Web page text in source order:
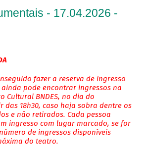
- 17.04.2026 -
fazer a reserva de ingresso
pode encontrar ingressos na
Cultural BNDES, no dia do
das 18h30, caso haja sobra dentre os
e não retirados. Cada pessoa
ingresso com lugar marcado, se for
de ingressos disponíveis
do teatro.